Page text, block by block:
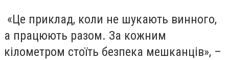
«Це приклад, коли не шукають винного,
а працюють разом. За кожним
кілометром стоїть безпека мешканців», –